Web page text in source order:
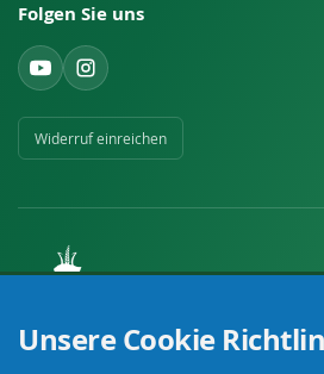
Folgen Sie uns
Widerruf einreichen
Unsere Cookie